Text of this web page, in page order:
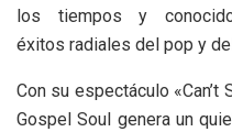
los tiempos y
éxitos radiales del pop y
Con su espectáculo «Can’t
Gospel Soul genera un